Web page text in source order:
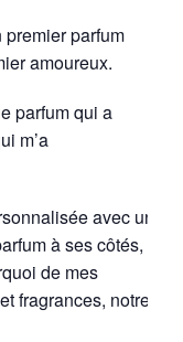
premier parfum
amoureux.
parfum qui a
m’a
avec un
à ses côtés,
de mes
fragrances, notre